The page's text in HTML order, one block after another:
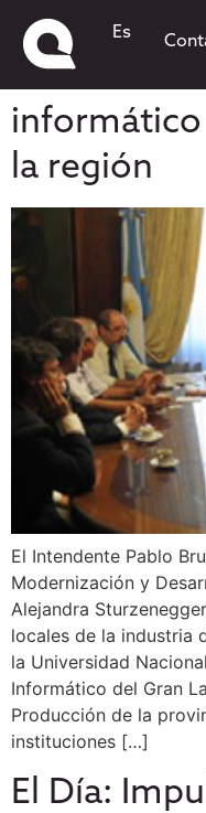
Es
la región
El Intendente Pablo
Modernización y
Alejandra
locales de la industria
la Universidad
Informático del Gran
Producción de la
instituciones […]
El Día: